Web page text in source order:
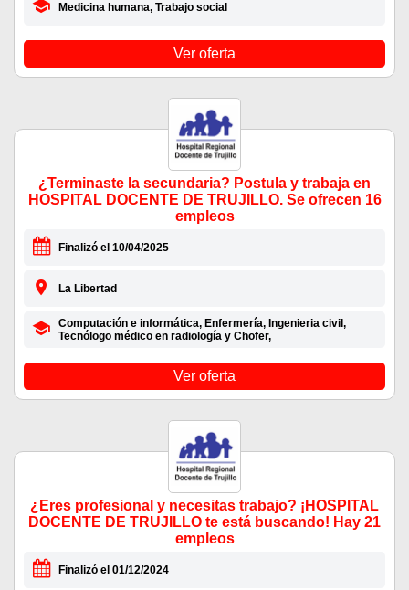
Medicina humana, Trabajo social
Ver oferta
¿Terminaste la secundaria? Postula y trabaja en
HOSPITAL DOCENTE DE TRUJILLO. Se ofrecen 16
empleos
Finalizó el 10/04/2025
La Libertad
Computación e informática, Enfermería, Ingenieria civil,
Tecnólogo médico en radiología y Chofer,
Ver oferta
¿Eres profesional y necesitas trabajo? ¡HOSPITAL
DOCENTE DE TRUJILLO te está buscando! Hay 21
empleos
Finalizó el 01/12/2024